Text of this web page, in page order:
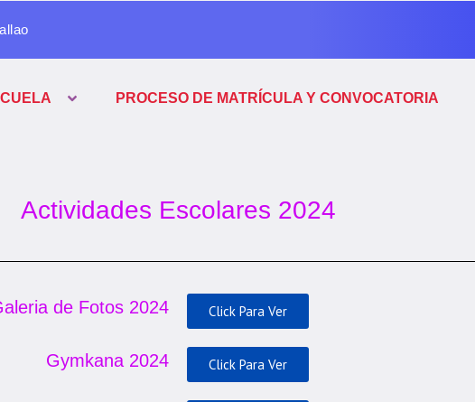
PROCESO DE MATRÍCULA Y CONVOCATORIA
Actividades Escolares 2024
de Fotos 2024 Click Para Ver
Gymkana 2024 Click Para Ver